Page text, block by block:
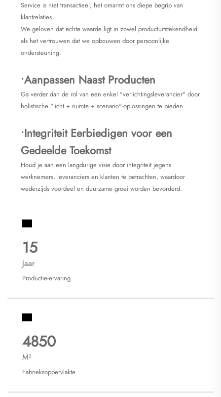
Service is niet transactieel, het omarmt ons diepe begrip van
klantrelaties.
We geloven dat echte waarde ligt in zowel productuitstekendheid
als het vertrouwen dat we opbouwen door persoonlijke
ondersteuning.
•Aanpassen Naast Producten
Ga verder dan de rol van een enkel "verlichtingsleverancier" door
holistische "licht + ruimte + scenario"-oplossingen te bieden.
•Integriteit Eerbiedigen voor een
Gedeelde Toekomst
Houd je aan een langdurige visie door integriteit jegens
werknemers, leveranciers en klanten te betrachten, waardoor
wederzijds voordeel en duurzame groei worden bevorderd.
15
Jaar
Productie-ervaring
5000
M²
Fabrieksoppervlakte